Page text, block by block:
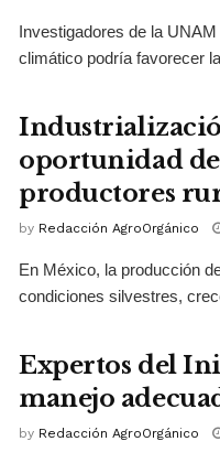
Investigadores de la
climático podría favorecer
oportunidad
productores
by Redacción AgroOrgánico
En México, la producción
condiciones silvestres,
Expertos del
manejo
by Redacción AgroOrgánico